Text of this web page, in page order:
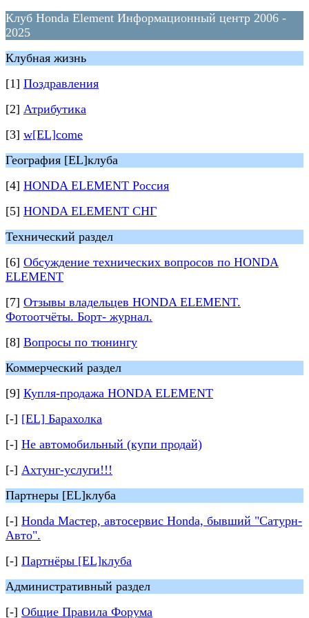
Клуб Honda Element Информационный центр 2006 -
2025
Клубная жизнь
[1] Поздравления
[2] Атрибутика
[3] w[EL]come
География [EL]клуба
[4] HONDA ELEMENT Россия
[5] HONDA ELEMENT СНГ
Технический раздел
[6] Обсуждение технических вопросов по HONDA
ELEMENT
[7] Отзывы владельцев HONDA ELEMENT.
Фотоотчёты. Борт- журнал.
[8] Вопросы по тюнингу
Коммерческий раздел
[9] Купля-продажа HONDA ELEMENT
[-] [EL] Барахолка
[-] Не автомобильный (купи продай)
[-] Ахтунг-услуги!!!
Партнеры [EL]клуба
[-] Honda Мастер, автосервис Honda, бывший "Сатурн-
Авто".
[-] Партнёры [EL]клуба
Административный раздел
[-] Общие Правила Форума